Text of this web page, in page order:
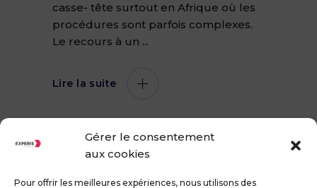
Gérer le consentement
aux cookies
Pour offrir les meilleures expériences, nous utilisons des
casse- tête surtout en Afrique où les
procédures sont parfois complexes.
Le recours à un
Lire la suite